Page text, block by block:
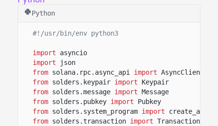
Python
#!/usr/bin/env python3
import
asyncio
import
json
from solana.rpc.async_api import AsyncClient
from solders.keypair import
Keypair
from solders.message import Message
from solders.pubkey import
Pubkey
from solders.system_program import
from solders.transaction import Transaction